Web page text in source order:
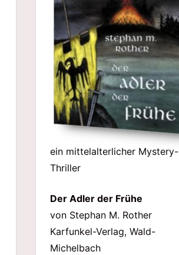
ein mittelalterlicher Mystery-
Thriller
Der Adler der Frühe
von Stephan M. Rother
Karfunkel-Verlag, Wald-
Michelbach